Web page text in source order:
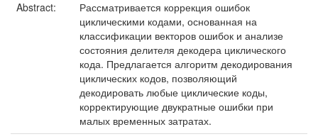
Abstract:
Рассматривается коррекция ошибок
циклическими кодами, основанная на
классификации векторов ошибок и анализе
состояния делителя декодера циклического
кода. Предлагается алгоритм декодирования
циклических кодов, позволяющий
декодировать любые циклические коды,
корректирующие двукратные ошибки при
малых временных затратах.